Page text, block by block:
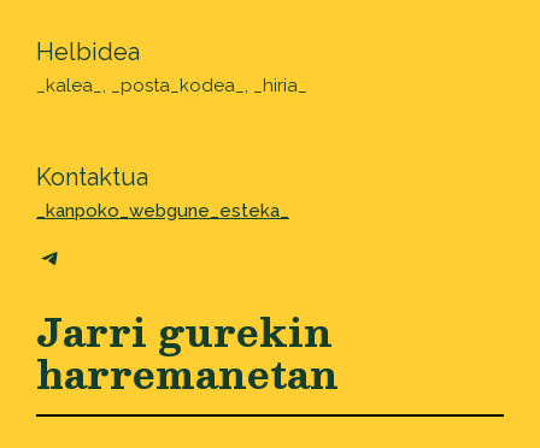
Helbidea
_kalea_, _posta_kodea_, _hiria_
Kontaktua
_kanpoko_webgune_esteka_
Telegram
Jarri gurekin
harremanetan